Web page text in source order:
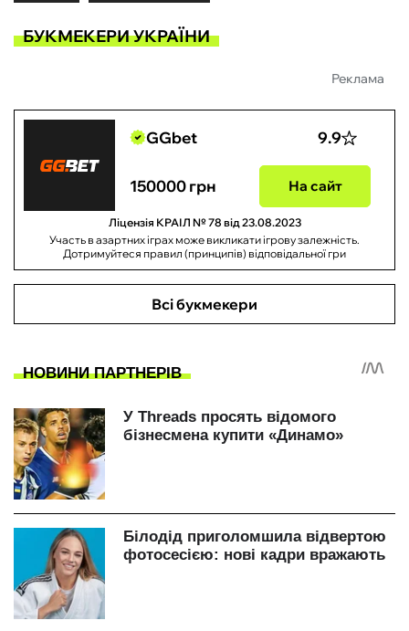
БУКМЕКЕРИ УКРАЇНИ
Реклама
GGbet 9.9
150000 грн На сайт
Ліцензія КРАІЛ № 78 від 23.08.2023
Участь в азартних іграх може викликати ігрову залежність.
Дотримуйтеся правил (принципів) відповідальної гри
Всі букмекери